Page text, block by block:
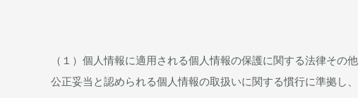
（１）個人情報に適用される個人情報の保護に関する法律そ
公正妥当と認められる個人情報の取扱いに関する慣行に準拠し